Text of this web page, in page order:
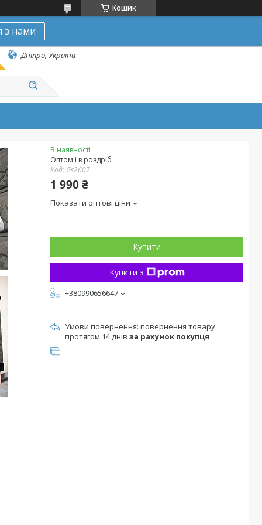
Кошик
з нами
Дніпро, Україна
В наявності
Оптом і в роздріб
Код: Gs2607
1 990 ₴
Показати оптові ціни
Купити
Купити з
+380990656647
повернення товару
протягом 14 днів за рахунок покупця